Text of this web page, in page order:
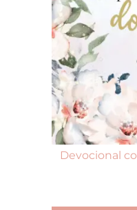
Devocional